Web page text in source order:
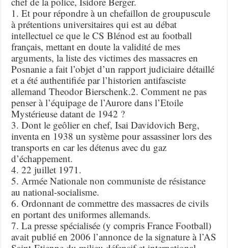
1. Et pour répondre à un chefaillon de groupuscule
à prétentions universitaires qui est au débat
intellectuel ce que le CS Blénod est au football
français, mettant en doute la validité de mes
arguments, la liste des victimes des massacres en
Posnanie a fait l’objet d’un rapport judiciaire détaillé
et a été authentifiée par l’historien antifasciste
allemand Theodor Bierschenk.2. Comment ne pas
penser à l’équipage de l’Aurore dans l’Etoile
Mystérieuse datant de 1942 ?
3. Dont le geôlier en chef, Isai Davidovich Berg,
inventa en 1938 un système pour assassiner lors des
transports en car les détenus avec du gaz
d’échappement.
4. 22 juillet 1971.
5. Armée Nationale non communiste de résistance
au national-socialisme.
6. Ordonnant de commettre des massacres de civils
en portant des uniformes allemands.
7. La presse spécialisée (y compris France Football)
avait publié en 2006 l’annonce de la signature à l’AS